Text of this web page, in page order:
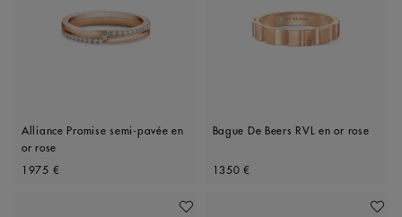
Alliance Promise semi-pavée en
or rose
Original price
1975 €
Bague De Beers RVL en or rose
Original price
1350 €
Ajouter À Ma Wishlist